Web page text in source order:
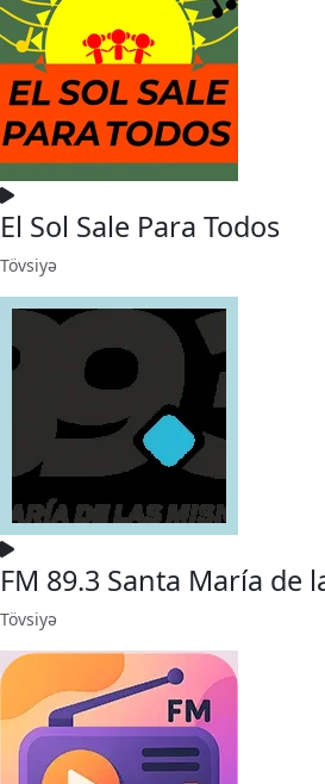
El Sol Sale Para Todos
Tövsiyə
FM 89.3 Santa María de
Tövsiyə